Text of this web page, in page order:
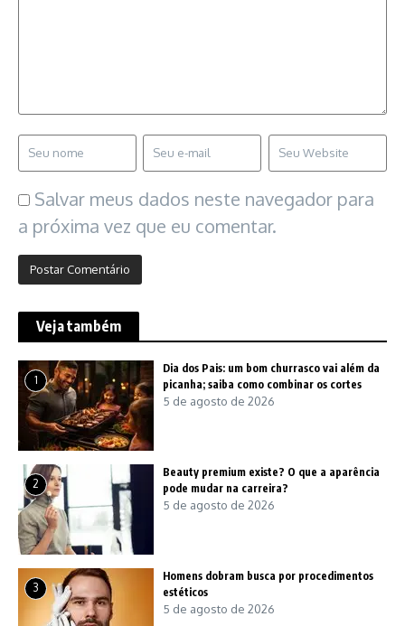
Salvar meus dados neste navegador para
a próxima vez que eu comentar.
Veja também
1
Dia dos Pais: um bom churrasco vai além da
picanha; saiba como combinar os cortes
5 de agosto de 2026
2
Beauty premium existe? O que a aparência
pode mudar na carreira?
5 de agosto de 2026
3
Homens dobram busca por procedimentos
estéticos
5 de agosto de 2026